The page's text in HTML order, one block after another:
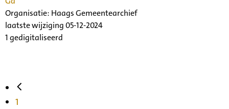
Organisatie: Haags Gemeentearchief
laatste wijziging 05-12-2024
1 gedigitaliseerd
1